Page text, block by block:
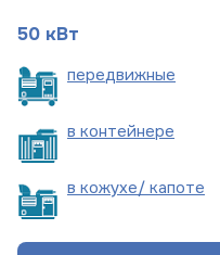
50 кВт
передвижные
в контейнере
в кожухе/ капоте